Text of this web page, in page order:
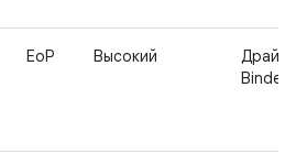
EoP Высокий
Binder